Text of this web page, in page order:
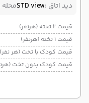
دید اتاق :STD viewمحله
قیمت 2 تخته (هرنفر)
قیمت 1 تخته (هرنفر)
قیمت کودک با تخت (هر نفر)
قیمت کودک بدون تخت